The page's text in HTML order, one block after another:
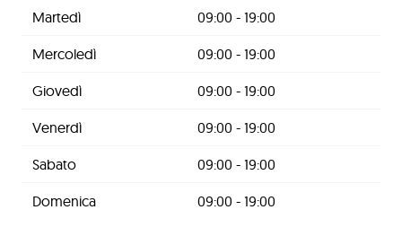
Martedì 09:00 - 19:00
Mercoledì 09:00 - 19:00
Giovedì 09:00 - 19:00
Venerdì 09:00 - 19:00
Sabato 09:00 - 19:00
Domenica 09:00 - 19:00